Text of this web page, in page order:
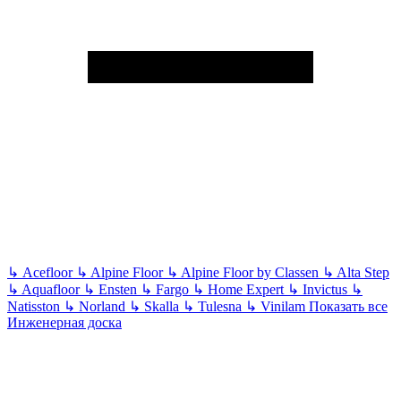
↳ Acefloor ↳ Alpine Floor ↳ Alpine Floor by Classen ↳ Alta Step
↳ Aquafloor ↳ Ensten ↳ Fargo ↳ Home Expert ↳ Invictus ↳
Natisston ↳ Norland ↳ Skalla ↳ Tulesna ↳ Vinilam Показать все
Инженерная доска